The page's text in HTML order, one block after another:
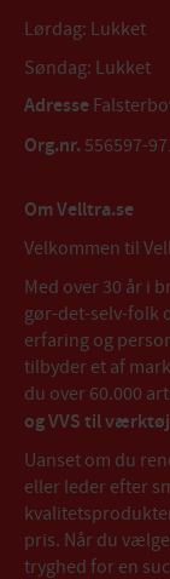
Lørdag: Lukket
Søndag: Lukket
Adresse
Org.nr. 556597-
Om Velltra.se
Velkommen til
Med over 30 år i
gør-det-selv-folk
erfaring og
tilbyder et af
du over 60.000
og VVS til
Uanset om du
eller leder efter
pris. Når du
tryghed for en